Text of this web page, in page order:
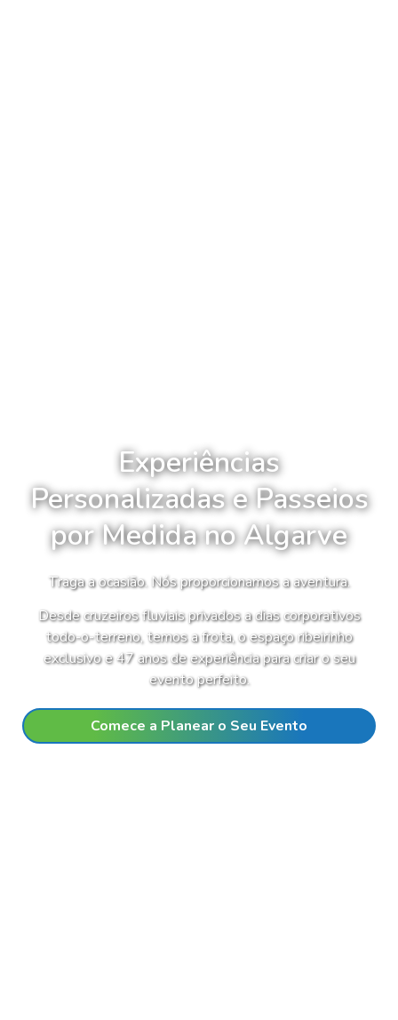
Experiências
Personalizadas e Passeios
por Medida no Algarve
Traga a ocasião. Nós proporcionamos a aventura.
Desde cruzeiros fluviais privados a dias corporativos
todo-o-terreno, temos a frota, o espaço ribeirinho
exclusivo e 47 anos de experiência para criar o seu
evento perfeito.
Comece a Planear o Seu Evento